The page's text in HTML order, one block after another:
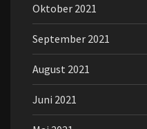
Oktober 2021
September 2021
August 2021
Juni 2021